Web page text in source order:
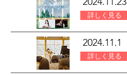
詳しく見る
2024.11.1
詳しく見る